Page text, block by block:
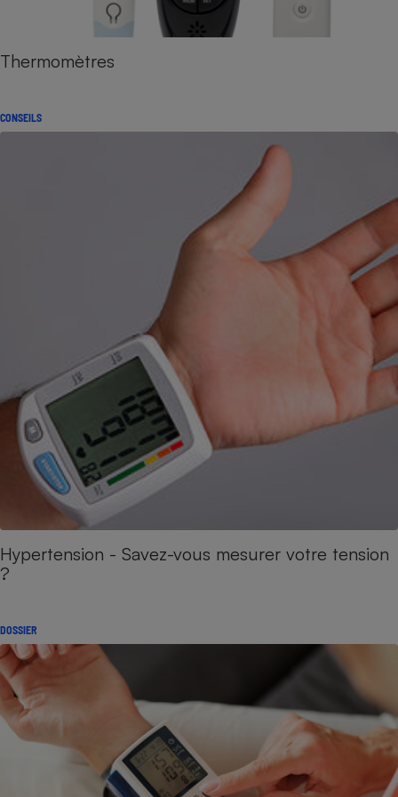
Thermomètres
CONSEILS
Hypertension - Savez-vous mesurer votre tension
?
DOSSIER